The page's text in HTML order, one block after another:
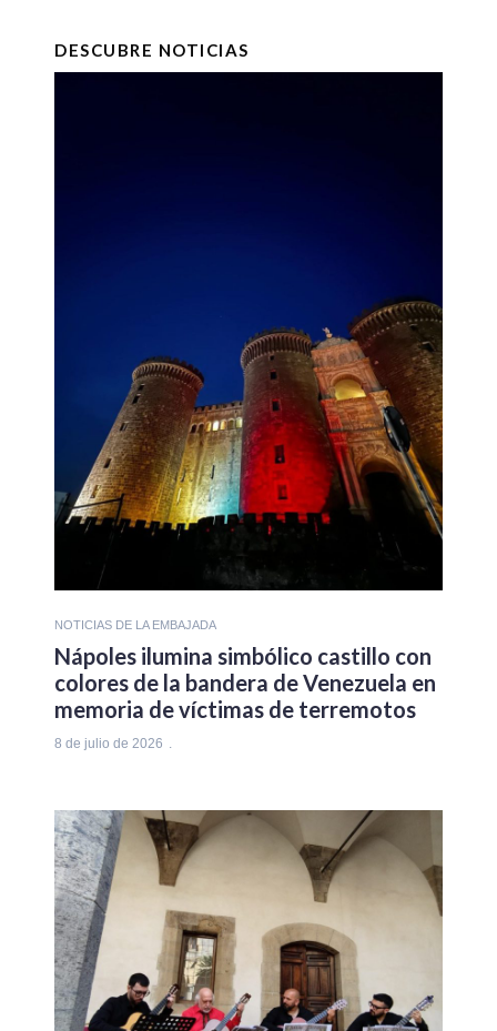
DESCUBRE NOTICIAS
NOTICIAS DE LA EMBAJADA
Nápoles ilumina simbólico castillo con
colores de la bandera de Venezuela en
memoria de víctimas de terremotos
8 de julio de 2026